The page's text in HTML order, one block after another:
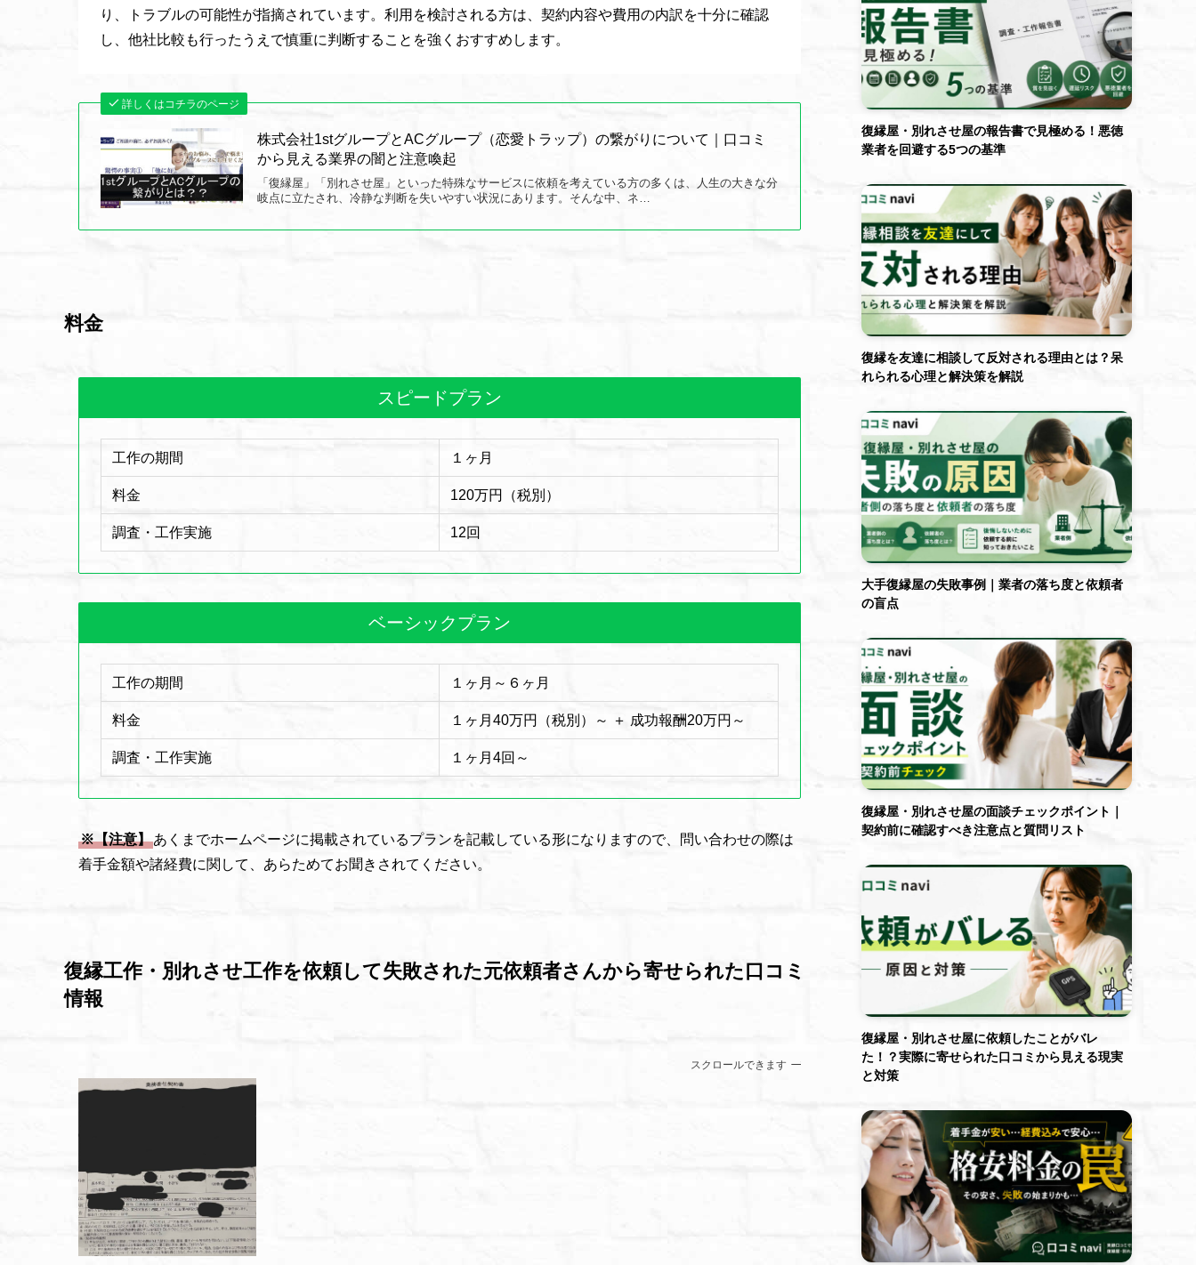
り、トラブルの可能性が指摘されています。利用を検討される方は、契約内容や費用の内訳を十分に確認
し、他社比較も行ったうえで慎重に判断することを強くおすすめします。
詳しくはコチラのページ
株式会社1stグループとACグループ（恋愛トラップ）の繋がりについて｜口コミ
から見える業界の闇と注意喚起
「復縁屋」「別れさせ屋」といった特殊なサービスに依頼を考えている方の多くは、人生の大きな分
岐点に立たされ、冷静な判断を失いやすい状況にあります。そんな中、ネ…
料金
スピードプラン
工作の期間 １ヶ月
料金 120万円（税別）
調査・工作実施 12回
ベーシックプラン
工作の期間 １ヶ月～６ヶ月
料金 １ヶ月40万円（税別）～ ＋ 成功報酬20万円～
調査・工作実施 １ヶ月4回～
※【注意】あくまでホームページに掲載されているプランを記載している形になりますので、問い合わせの際は
着手金額や諸経費に関して、あらためてお聞きされてください。
復縁工作・別れさせ工作を依頼して失敗された元依頼者さんから寄せられた口コミ
情報
スクロールできます
復縁屋・別れさせ屋の報告書で見極める！悪徳
業者を回避する5つの基準
復縁を友達に相談して反対される理由とは？呆
れられる心理と解決策を解説
大手復縁屋の失敗事例｜業者の落ち度と依頼者
の盲点
復縁屋・別れさせ屋の面談チェックポイント｜
契約前に確認すべき注意点と質問リスト
復縁屋・別れさせ屋に依頼したことがバレ
た！？実際に寄せられた口コミから見える現実
と対策